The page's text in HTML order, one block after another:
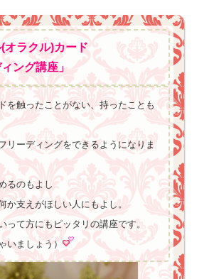
(オラクル)カード
ング講座」
を触ったことがない、持ったことも
リーディングをできるようになりま
るのもよし
か支えがほしい人にもよし。
って方にもピッタリの講座です。
いましょう）